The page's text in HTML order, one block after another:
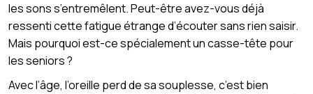
les sons s’entremêlent. Peut-être avez-vous déjà
ressenti cette fatigue étrange d’écouter sans rien saisir.
Mais pourquoi est-ce spécialement un casse-tête pour
les seniors ?
Avec l’âge, l’oreille perd de sa souplesse, c’est bien